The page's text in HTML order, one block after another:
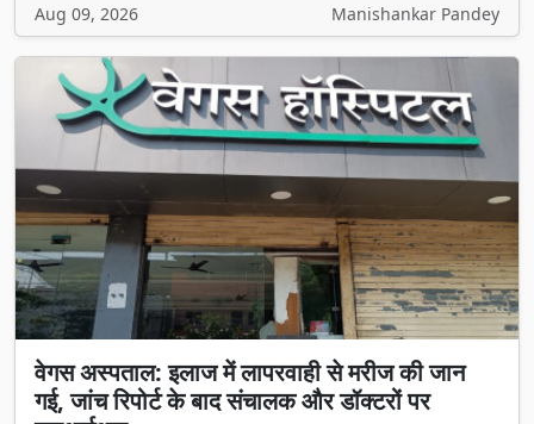
Aug 09, 2026 Manishankar Pandey
वेगस अस्पताल: इलाज में लापरवाही से मरीज की जान
गई, जांच रिपोर्ट के बाद संचालक और डॉक्टरों पर